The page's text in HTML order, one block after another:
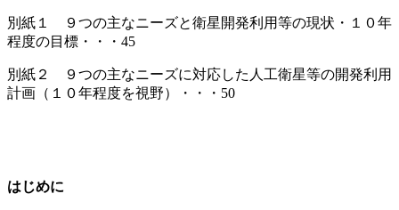
別紙１ ９つの主なニーズと衛星開発利用等の現状・１０年
程度の目標・・・45
別紙２ ９つの主なニーズに対応した人工衛星等の開発利用
計画（１０年程度を視野）・・・50
はじめに